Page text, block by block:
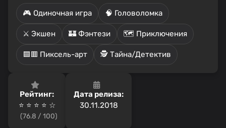
🎮 Одиночная игра 🧠 Головоломка
⚔️ Экшен 🏰 Фэнтези 🗺️ Приключения
🟦🟥 Пиксель-арт 🕵️ Тайна/Детектив
Рейтинг:
⭐ ⭐ ⭐ ⭐️ ☆
(76.8 / 100)
Дата релиза:
30.11.2018